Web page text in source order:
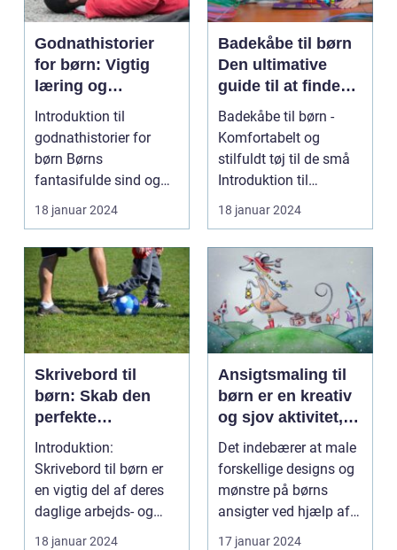
Godnathistorier
for børn: Vigtig
læring og
fantastiske eventyr
før sengetid
Introduktion til
godnathistorier for
børn Børns
fantasifulde sind og
nysgerrighed kan
bringe dem ti...
18 januar 2024
Badekåbe til børn
Den ultimative
guide til at finde
den perfekte
badekåbe
Badekåbe til børn -
Komfortabelt og
stilfuldt tøj til de små
Introduktion til
18 januar 2024
Skrivebord til
børn: Skab den
perfekte
arbejdsplads til dit
barn
Introduktion:
Skrivebord til børn er
en vigtig del af deres
daglige arbejds- og
læringsmiljø. Et ve...
18 januar 2024
Ansigtsmaling til
børn er en kreativ
og sjov aktivitet,
der giver dem
mulighed for at
udtrykke deres
fantasi og
personlighed
Det indebærer at male
forskellige designs og
mønstre på børns
ansigter ved hjælp af
specielle ansigt...
17 januar 2024